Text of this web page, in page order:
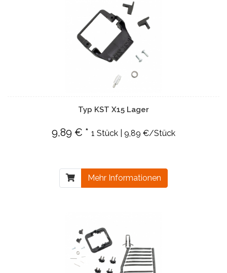
Typ KST X15 Lager
9,89 € * 1 Stück | 9,89 €/Stück
Mehr Informationen